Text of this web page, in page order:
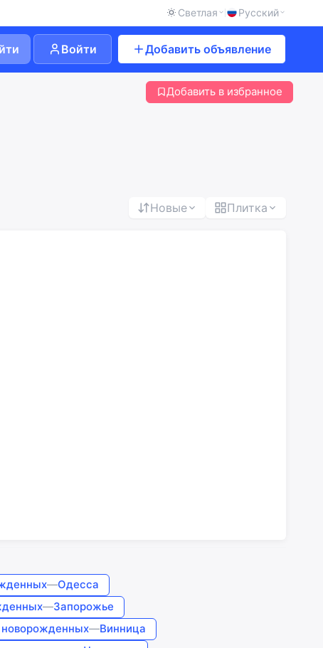
Светлая Русский
Войти Добавить объявление
Добавить в избранное
Новые Плитка
—Одесса
—Запорожье
—Винница